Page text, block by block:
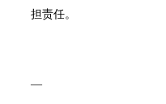
担责任。
—